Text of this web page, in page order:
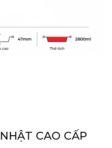
CAO CẤP